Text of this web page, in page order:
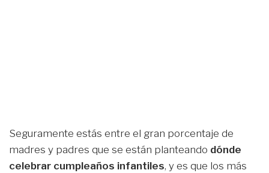
Seguramente estás entre el gran porcentaje de
madres y padres que se están planteando dónde
celebrar cumpleaños infantiles, y es que los más